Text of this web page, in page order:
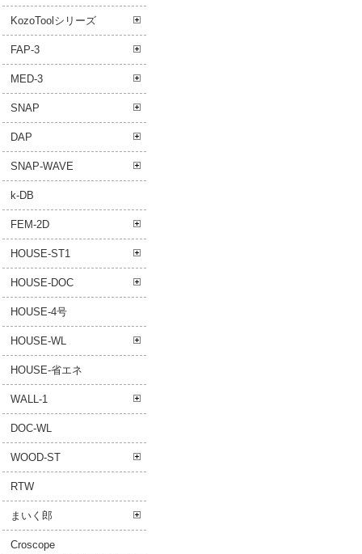
KozoToolシリーズ
FAP-3
MED-3
SNAP
DAP
SNAP-WAVE
k-DB
FEM-2D
HOUSE-ST1
HOUSE-DOC
HOUSE-4号
HOUSE-WL
HOUSE-省エネ
WALL-1
DOC-WL
WOOD-ST
RTW
まいく郎
Croscope